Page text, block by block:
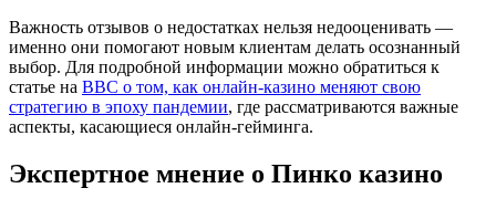
Важность отзывов о недостатках нельзя недооценивать —
именно они помогают новым клиентам делать осознанный
выбор. Для подробной информации можно обратиться к
статье на BBC о том, как онлайн-казино меняют свою
стратегию в эпоху пандемии, где рассматриваются важные
аспекты, касающиеся онлайн-гейминга.
Экспертное мнение о Пинко казино